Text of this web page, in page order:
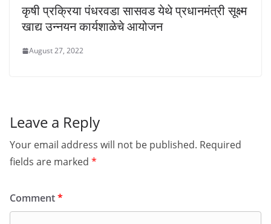
कृषी प्रक्रिया पंधरवडा सासवड येथे प्रधानमंत्री सूक्ष्म
खाद्य उन्नयन कार्यशाळेचे आयोजन
August 27, 2022
Leave a Reply
Your email address will not be published. Required
fields are marked *
Comment*